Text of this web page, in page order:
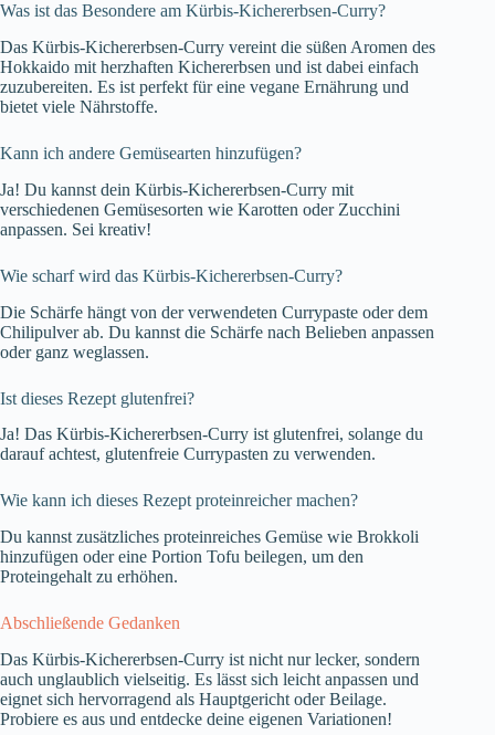
Was ist das Besondere am Kürbis-Kichererbsen-Curry?
Das Kürbis-Kichererbsen-Curry vereint die süßen Aromen des
Hokkaido mit herzhaften Kichererbsen und ist dabei einfach
zuzubereiten. Es ist perfekt für eine vegane Ernährung und
bietet viele Nährstoffe.
Kann ich andere Gemüsearten hinzufügen?
Ja! Du kannst dein Kürbis-Kichererbsen-Curry mit
verschiedenen Gemüsesorten wie Karotten oder Zucchini
anpassen. Sei kreativ!
Wie scharf wird das Kürbis-Kichererbsen-Curry?
Die Schärfe hängt von der verwendeten Currypaste oder dem
Chilipulver ab. Du kannst die Schärfe nach Belieben anpassen
oder ganz weglassen.
Ist dieses Rezept glutenfrei?
Ja! Das Kürbis-Kichererbsen-Curry ist glutenfrei, solange du
darauf achtest, glutenfreie Currypasten zu verwenden.
Wie kann ich dieses Rezept proteinreicher machen?
Du kannst zusätzliches proteinreiches Gemüse wie Brokkoli
hinzufügen oder eine Portion Tofu beilegen, um den
Proteingehalt zu erhöhen.
Abschließende Gedanken
Das Kürbis-Kichererbsen-Curry ist nicht nur lecker, sondern
auch unglaublich vielseitig. Es lässt sich leicht anpassen und
eignet sich hervorragend als Hauptgericht oder Beilage.
Probiere es aus und entdecke deine eigenen Variationen!